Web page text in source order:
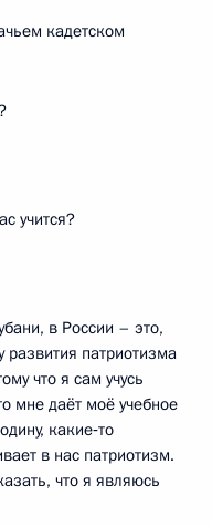
кадетском
учится?
в России – это,
развития патриотизма
что я сам учусь
мне даёт моё учебное
какие‑то
в нас патриотизм.
что я являюсь